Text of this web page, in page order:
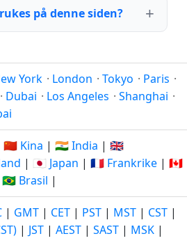
på denne siden?
York · London · Tokyo · Paris ·
· Dubai · Los Angeles · Shanghai ·
🇨🇳 Kina | 🇮🇳 India | 🇬🇧
| 🇯🇵 Japan | 🇫🇷 Frankrike | 🇨🇦
🇧🇷 Brasil |
| GMT | CET | PST | MST | CST |
| JST | AEST | SAST | MSK |